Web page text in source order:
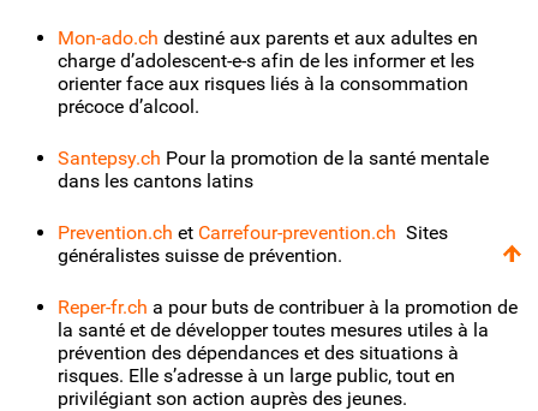
Mon-ado.ch destiné aux parents et aux adultes en
charge d’adolescent-e-s afin de les informer et les
orienter face aux risques liés à la consommation
précoce d’alcool.
Santepsy.ch Pour la promotion de la santé mentale
dans les cantons latins
Prevention.ch et Carrefour-prevention.ch Sites
généralistes suisse de prévention.
Reper-fr.ch a pour buts de contribuer à la promotion de
la santé et de développer toutes mesures utiles à la
prévention des dépendances et des situations à
risques. Elle s’adresse à un large public, tout en
privilégiant son action auprès des jeunes.